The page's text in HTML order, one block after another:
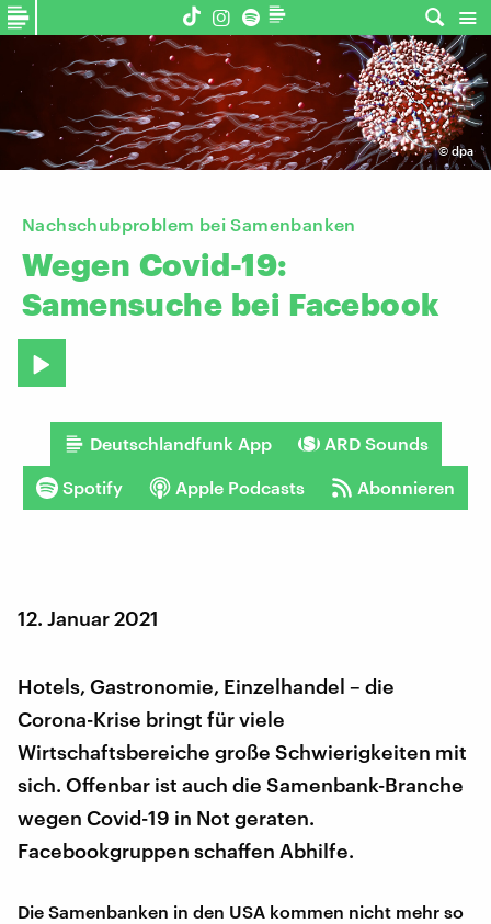
©dpa
Nachschubproblem bei Samenbanken
Wegen Covid-19:
Samensuche bei Facebook
Deutschlandfunk App ARD Sounds
Spotify Apple Podcasts Abonnieren
12. Januar 2021
Hotels, Gastronomie, Einzelhandel – die
Corona-Krise bringt für viele
Wirtschaftsbereiche große Schwierigkeiten mit
sich. Offenbar ist auch die Samenbank-Branche
wegen Covid-19 in Not geraten.
Facebookgruppen schaffen Abhilfe.
Die Samenbanken in den USA kommen nicht mehr so